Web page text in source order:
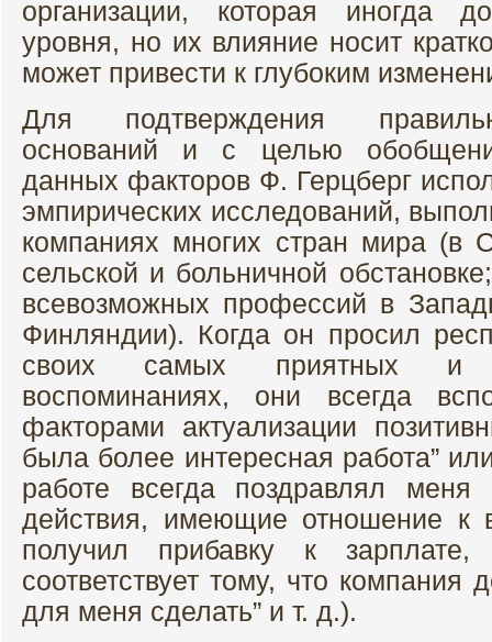
организации, которая иногда
уровня, но их влияние носит
может привести к глубоким
Для подтверждения
оснований и с целью
данных факторов Ф. Герцберг
эмпирических исследований,
компаниях многих стран мира
сельской и больничной
всевозможных профессий в
Финляндии). Когда он просил
своих самых приятных и
воспоминаниях, они всегда
факторами актуализации
была более интересная работа”
работе всегда поздравлял меня
действия, имеющие отношение к
получил прибавку к
соответствует тому, что компания
для меня сделать” и т. д.).